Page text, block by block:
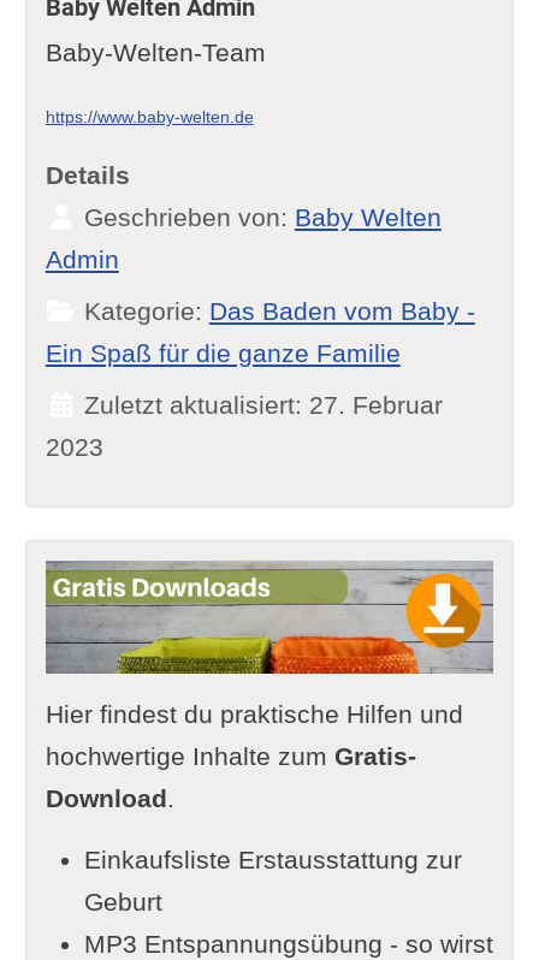
Baby Welten Admin
Baby-Welten-Team
https://www.baby-welten.de
Details
Geschrieben von: Baby Welten
Admin
Kategorie: Das Baden vom Baby -
Ein Spaß für die ganze Familie
Zuletzt aktualisiert: 27. Februar
2023
Hier findest du praktische Hilfen und
hochwertige Inhalte zum Gratis-
Download.
Einkaufsliste Erstausstattung zur
Geburt
MP3 Entspannungsübung - so wirst